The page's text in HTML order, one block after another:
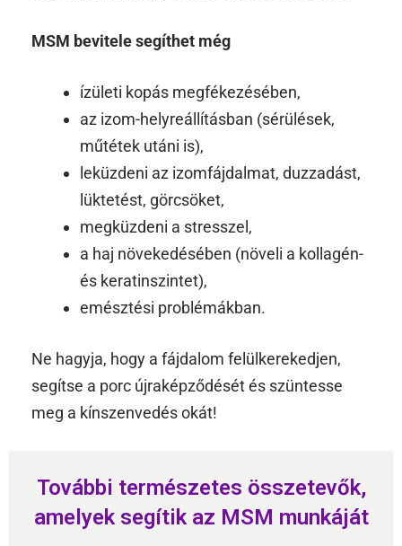
MSM bevitele segíthet még
ízületi kopás megfékezésében,
az izom-helyreállításban (sérülések,
műtétek utáni is),
leküzdeni az izomfájdalmat, duzzadást,
lüktetést, görcsöket,
megküzdeni a stresszel,
a haj növekedésében (növeli a kollagén-
és keratinszintet),
emésztési problémákban.
Ne hagyja, hogy a fájdalom felülkerekedjen,
segítse a porc újraképződését és szüntesse
meg a kínszenvedés okát!
További természetes összetevők,
amelyek segítik az MSM munkáját